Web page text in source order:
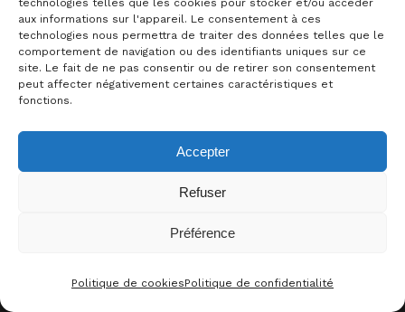
technologies telles que les cookies pour stocker et/ou accéder
aux informations sur l'appareil. Le consentement à ces
technologies nous permettra de traiter des données telles que le
comportement de navigation ou des identifiants uniques sur ce
site. Le fait de ne pas consentir ou de retirer son consentement
peut affecter négativement certaines caractéristiques et
fonctions.
Accepter
Refuser
Préférence
Politique de cookiesPolitique de confidentialité
hypomètre sélection
HYPOMÈTRE DE LA VILLA DES
CONTACT